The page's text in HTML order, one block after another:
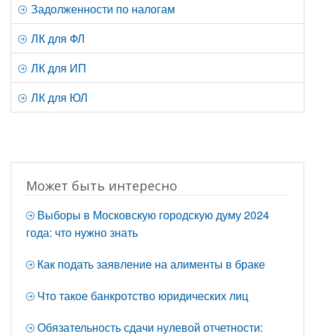
Задолженности по налогам
ЛК для ФЛ
ЛК для ИП
ЛК для ЮЛ
Может быть интересно
Выборы в Московскую городскую думу 2024
года: что нужно знать
Как подать заявление на алименты в браке
Что такое банкротство юридических лиц
Обязательность сдачи нулевой отчетности: